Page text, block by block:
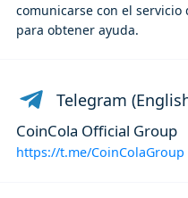
comunicarse con el
para obtener ayuda.
Telegram
CoinCola Official Group
https://t.me/CoinColaGroup